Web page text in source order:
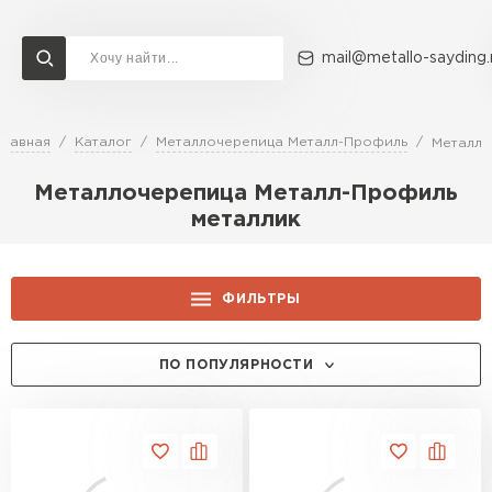
mail@metallo-
Каталог Металлочерепица Металл-Профиль
Металлочерепица Металл-Профиль
металлик
ФИЛЬТРЫ
ПО ПОПУЛЯРНОСТИ
Доставка и оплата Акции О компании Контакты